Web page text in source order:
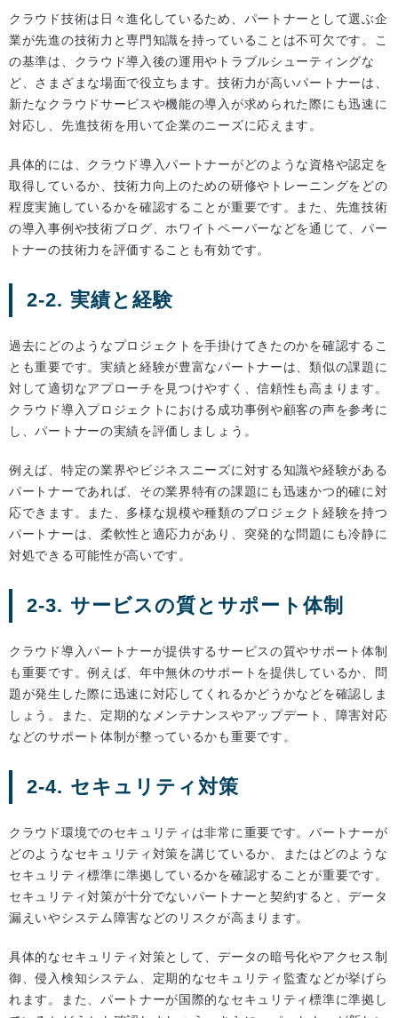
クラウド技術は日々進化しているため、パートナーとして選ぶ企
業が先進の技術力と専門知識を持っていることは不可欠です。こ
の基準は、クラウド導入後の運用やトラブルシューティングな
ど、さまざまな場面で役立ちます。技術力が高いパートナーは、
新たなクラウドサービスや機能の導入が求められた際にも迅速に
対応し、先進技術を用いて企業のニーズに応えます。
具体的には、クラウド導入パートナーがどのような資格や認定を
取得しているか、技術力向上のための研修やトレーニングをどの
程度実施しているかを確認することが重要です。また、先進技術
の導入事例や技術ブログ、ホワイトペーパーなどを通じて、パー
トナーの技術力を評価することも有効です。
2-2. 実績と経験
過去にどのようなプロジェクトを手掛けてきたのかを確認するこ
とも重要です。実績と経験が豊富なパートナーは、類似の課題に
対して適切なアプローチを見つけやすく、信頼性も高まります。
クラウド導入プロジェクトにおける成功事例や顧客の声を参考に
し、パートナーの実績を評価しましょう。
例えば、特定の業界やビジネスニーズに対する知識や経験がある
パートナーであれば、その業界特有の課題にも迅速かつ的確に対
応できます。また、多様な規模や種類のプロジェクト経験を持つ
パートナーは、柔軟性と適応力があり、突発的な問題にも冷静に
対処できる可能性が高いです。
2-3. サービスの質とサポート体制
クラウド導入パートナーが提供するサービスの質やサポート体制
も重要です。例えば、年中無休のサポートを提供しているか、問
題が発生した際に迅速に対応してくれるかどうかなどを確認しま
しょう。また、定期的なメンテナンスやアップデート、障害対応
などのサポート体制が整っているかも重要です。
2-4. セキュリティ対策
クラウド環境でのセキュリティは非常に重要です。パートナーが
どのようなセキュリティ対策を講じているか、またはどのような
セキュリティ標準に準拠しているかを確認することが重要です。
セキュリティ対策が十分でないパートナーと契約すると、データ
漏えいやシステム障害などのリスクが高まります。
具体的なセキュリティ対策として、データの暗号化やアクセス制
御、侵入検知システム、定期的なセキュリティ監査などが挙げら
れます。また、パートナーが国際的なセキュリティ標準に準拠し